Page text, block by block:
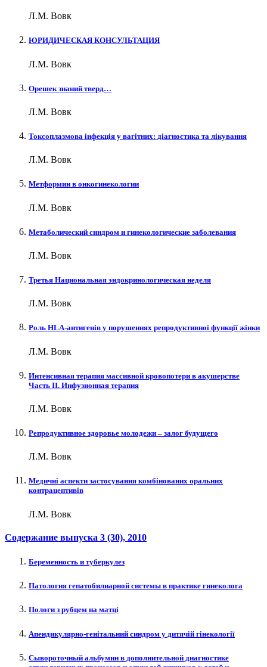
Л.М. Вовк
ЮРИДИЧЕСКАЯ КОНСУЛЬТАЦИЯ
Л.М. Вовк
Орешек знаний тверд…
Л.М. Вовк
Токсоплазмова інфекція у вагітних: діагностика та лікування
Л.М. Вовк
Метформин в онкогинекологии
Л.М. Вовк
Метаболический синдром и гинекологические заболевания
Л.М. Вовк
Третья Национальная эндокринологическая неделя
Л.М. Вовк
Роль HLA-антигенів у порушеннях репродуктивної функції жінки
Л.М. Вовк
Интенсивная терапия массивной кровопотери в акушерстве
Часть II. Инфузионная терапия
Л.М. Вовк
Репродуктивное здоровье молодежи – залог будущего
Л.М. Вовк
Медичні аспекти застосування комбінованих оральних
контрацептивів
Л.М. Вовк
Содержание выпуска 3 (30), 2010
Беременность и туберкулез
Патология гепатобилиарной системы в практике гинеколога
Пологи з рубцем на матці
Апендикулярно-генітальний синдром у дитячій гінекології
Сывороточный альбумин в дополнительной диагностике